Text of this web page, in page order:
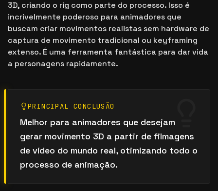
3D, criando o rig como parte do processo. Isso é
incrivelmente poderoso para animadores que
buscam criar movimentos realistas sem hardware de
captura de movimento tradicional ou keyframing
extenso. É uma ferramenta fantástica para dar vida
a personagens rapidamente.
PRINCIPAL CONCLUSÃO
Melhor para animadores que desejam
gerar movimento 3D a partir de filmagens
de vídeo do mundo real, otimizando todo o
processo de animação.